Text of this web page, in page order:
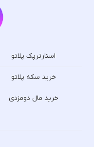
استارترپک پلاتو
خرید سکه پلاتو
خرید مال دومزدی